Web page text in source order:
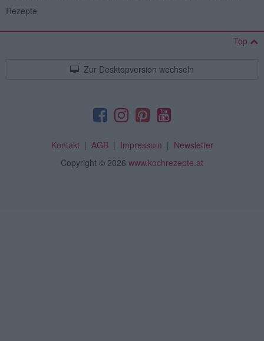
Rezepte
Top
Zur Desktopversion wechseln
Kontakt| AGB| Impressum | Newsletter
Copyright © 2026 www.kochrezepte.at